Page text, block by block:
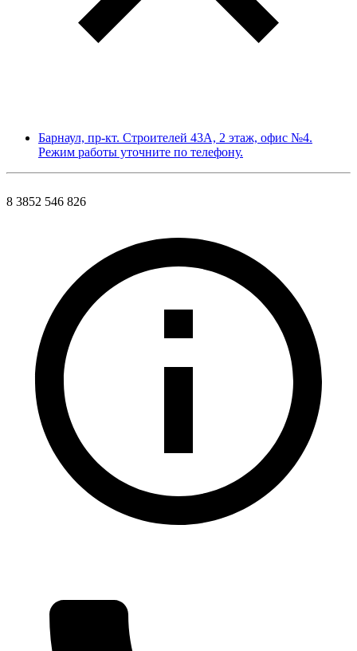
Барнаул, пр-кт. Строителей 43А, 2 этаж, офис №4.
Режим работы уточните по телефону.
8 3852 546 826